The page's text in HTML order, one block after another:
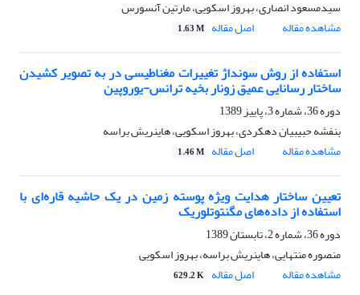
سیدمسعود انصاری، بهروز اسکویی، مارتین آنسورس
مشاهده مقاله
اصل مقاله 1.63 M
استفاده از روش سونداژ تغییرات مغناطیسی در به تصویر کشیدن
ساختار رسانایی عمیق زونار بخیه ترانس-یوروپین
دوره 36، شماره 3، پاییز 1389
بنفشه حبیبیان دهکردی، بهروز اسکویی، هاینریش براسه
مشاهده مقاله
اصل مقاله 1.46 M
تعیین ساختار هدایت ویژه پوسته زمین در یک حاشیه قاره‌ای با
استفاده از داده‌های مگنتوتلوریک
دوره 36، شماره 2، تابستان 1389
منصوره منتهایی، هاینریش براسه، بهروز اسکویی
مشاهده مقاله
اصل مقاله 629.2 K